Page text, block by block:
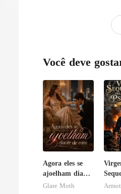
Você deve
Agora eles se
ajoelham diante
de mim
Glare Moth
pelo